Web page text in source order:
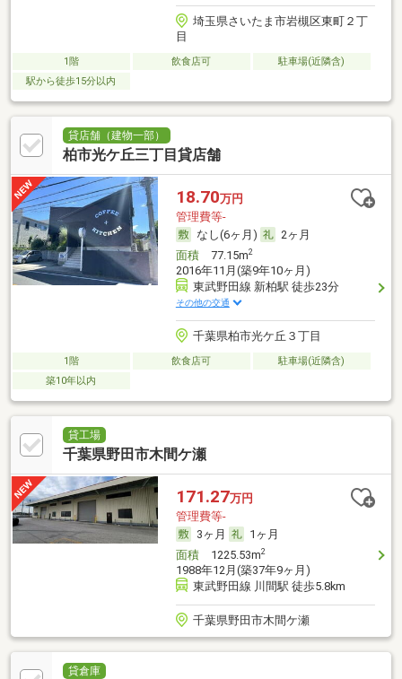
埼玉県さいたま市岩槻区東町２丁
目
1階 飲食店可
駐車場(近隣含)
駅から徒歩15分以内
貸店舗（建物一部）
柏市光ケ丘三丁目貸店舗
18.70万円
管理費等-
なし(6ヶ月)
2ヶ月
面積77.15m2
2016年11月(築9年10ヶ月)
東武野田線 新柏駅 徒歩23分
その他の交通
千葉県柏市光ケ丘３丁目
1階 飲食店可
駐車場(近隣含)
築10年以内
貸工場
千葉県野田市木間ケ瀬
171.27万円
管理費等-
3ヶ月
1ヶ月
面積1225.53m2
1988年12月(築37年9ヶ月)
東武野田線 川間駅 徒歩5.8km
千葉県野田市木間ケ瀬
貸倉庫